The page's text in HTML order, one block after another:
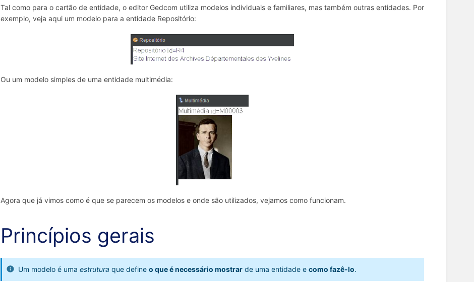
Tal como para o cartão de entidade, o editor Gedcom utiliza modelos individuais e familiares, mas também outras entidades. Por
exemplo, veja aqui um modelo para a entidade Repositório:
Ou um modelo simples de uma entidade multimédia:
Agora que já vimos como é que se parecem os modelos e onde são utilizados, vejamos como funcionam.
Princípios gerais
Um modelo é uma estrutura que define o que é necessário mostrar de uma entidade e como fazê-lo.